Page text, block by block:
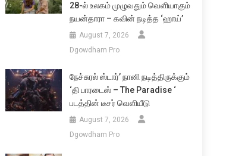
28-ல் உலகம் முழுவதும் வெளியாகும்
நயன்தாரா – கவின் நடித்த ‘ஹாய்’
August 7, 2026
Dgowdham Pro
நேச்சுரல் ஸ்டார்’ நானி நடித்திருக்கும்
‘தி பாரடைஸ் – The Paradise ‘
படத்தின் டீசர் வெளியீடு
August 7, 2026
Dgowdham Pro